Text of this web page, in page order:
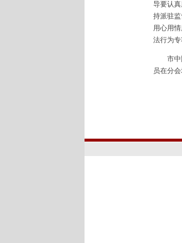
导要认
持派驻
用心用
法行为
市中院
员在分会